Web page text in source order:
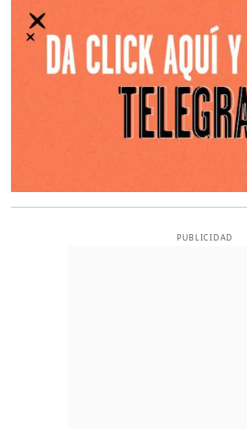
PUBLICIDAD